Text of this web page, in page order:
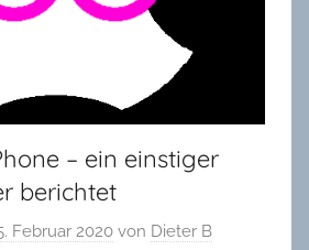
– ein einstiger
berichtet
Februar 2020 von Dieter B